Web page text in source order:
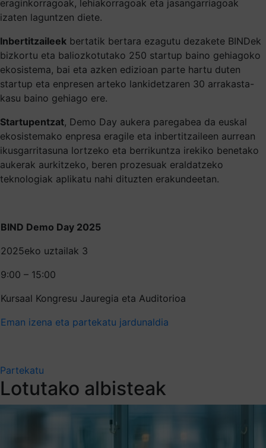
eraginkorragoak, lehiakorragoak eta jasangarriagoak
izaten laguntzen diete.
Inbertitzaileek bertatik bertara ezagutu dezakete BINDek
bizkortu eta baliozkotutako 250 startup baino gehiagoko
ekosistema, bai eta azken edizioan parte hartu duten
startup eta enpresen arteko lankidetzaren 30 arrakasta-
kasu baino gehiago ere.
Startupentzat, Demo Day aukera paregabea da euskal
ekosistemako enpresa eragile eta inbertitzaileen aurrean
ikusgarritasuna lortzeko eta berrikuntza irekiko benetako
aukerak aurkitzeko, beren prozesuak eraldatzeko
teknologiak aplikatu nahi dituzten erakundeetan.
BIND Demo Day 2025
2025eko uztailak 3
9:00 – 15:00
Kursaal Kongresu Jauregia eta Auditorioa
Eman izena eta partekatu jardunaldia
Partekatu
Lotutako albisteak